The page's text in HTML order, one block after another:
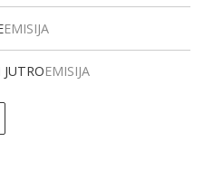
EMISIJA
JUTROEMISIJA